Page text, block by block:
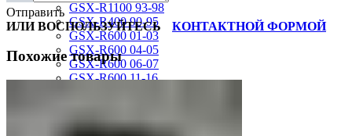
GSX-R1100 93-98
GSX-R400 90-95
GSX-R600 01-03
GSX-R600 04-05
GSX-R600 06-07
GSX-R600 11-16
GSX-R750 04-05
Отправить
ИЛИ ВОСПОЛЬЗУЙТЕСЬ
КОНТАКТНОЙ ФОРМОЙ
Похожие товары